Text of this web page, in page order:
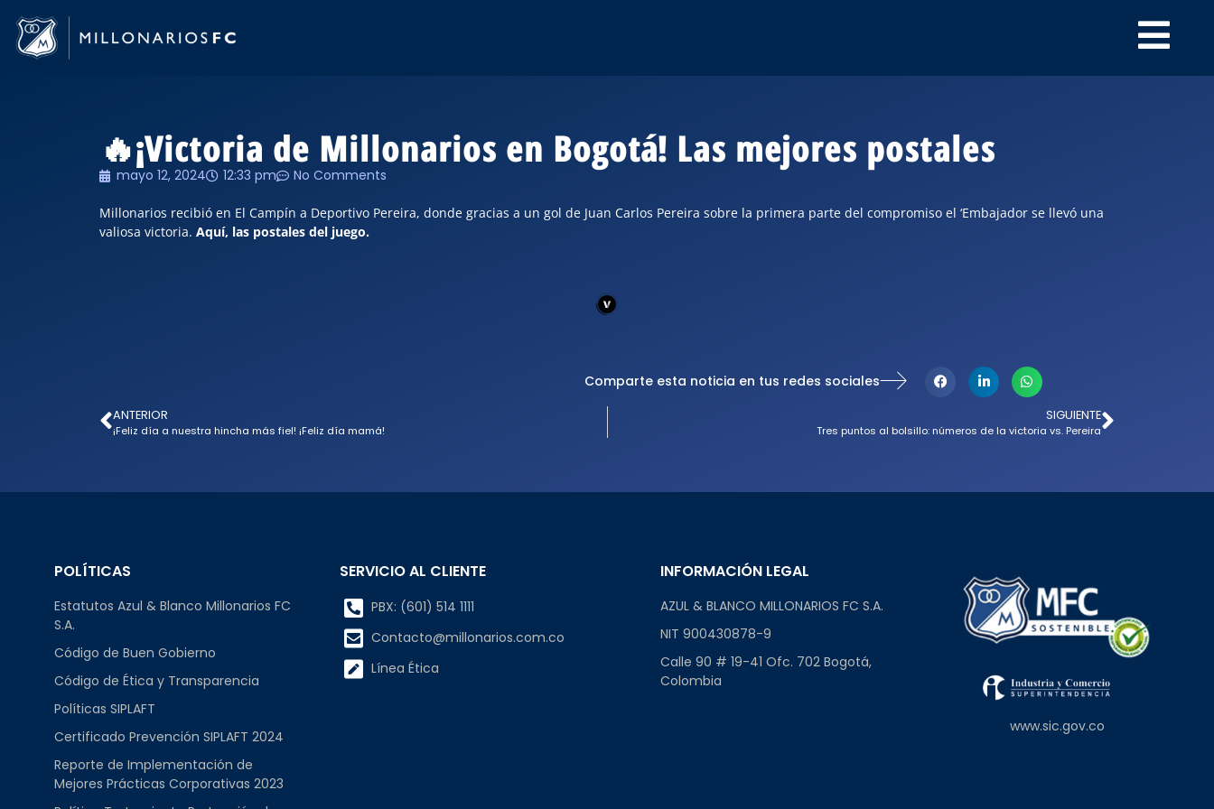
🔥¡Victoria de Millonarios en Bogotá! Las mejores postales
mayo 12, 2024 12:33 pm No Comments
Millonarios recibió en El Campín a Deportivo Pereira, donde gracias a un gol de Juan Carlos Pereira sobre la primera parte del compromiso el ‘Embajador se llevó una
valiosa victoria. Aquí, las postales del juego.
Comparte esta noticia en tus redes sociales
ANTERIOR
¡Feliz día a nuestra hincha más fiel! ¡Feliz día mamá!
SIGUIENTE
Tres puntos al bolsillo: números de la victoria vs. Pereira
POLÍTICAS
Estatutos Azul & Blanco Millonarios FC
S.A.
Código de Buen Gobierno
Código de Ética y Transparencia
Políticas SIPLAFT
Certificado Prevención SIPLAFT 2024
Reporte de Implementación de
Mejores Prácticas Corporativas 2023
SERVICIO AL CLIENTE
PBX: (601) 514 1111
Contacto@millonarios.com.co
Línea Ética
INFORMACIÓN LEGAL
AZUL & BLANCO MILLONARIOS FC S.A.
NIT 900430878-9
Calle 90 # 19-41 Ofc. 702 Bogotá,
Colombia
www.sic.gov.co